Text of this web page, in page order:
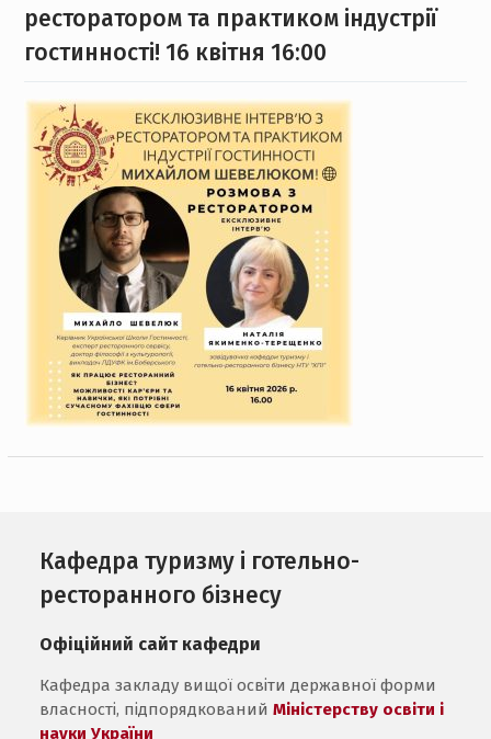
ресторатором та практиком індустрії
гостинності! 16 квітня 16:00
Кафедра туризму і готельно-
ресторанного бізнесу
Офіційний сайт кафедри
Кафедра закладу вищої освіти державної форми
власності, підпорядкованийМіністерству освіти і
науки України